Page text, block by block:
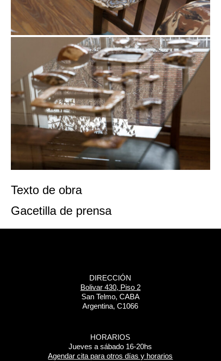
Texto de obra
Gacetilla de prensa
DIRECCIÓN
Bolivar 430, Piso 2
San Telmo, CABA
Argentina, C1066
HORARIOS
Jueves a sábado 16-20hs
Agendar cita para otros días y horarios